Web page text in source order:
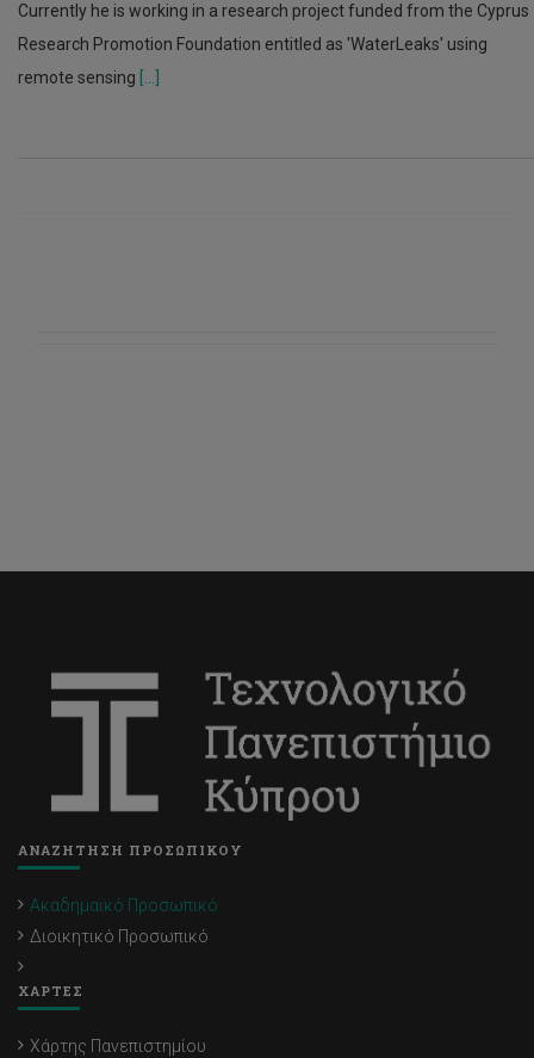
Currently he is working in a research project funded from the Cyprus
Research Promotion Foundation entitled as 'WaterLeaks' using
remote sensing
ΑΝΑΖΗΤΗΣΗ ΠΡΟΣΩΠΙΚΟΥ
Ακαδημαϊκό Προσωπικό
Διοικητικό Προσωπικό
ΧΑΡΤΕΣ
Χάρτης Πανεπιστημίου